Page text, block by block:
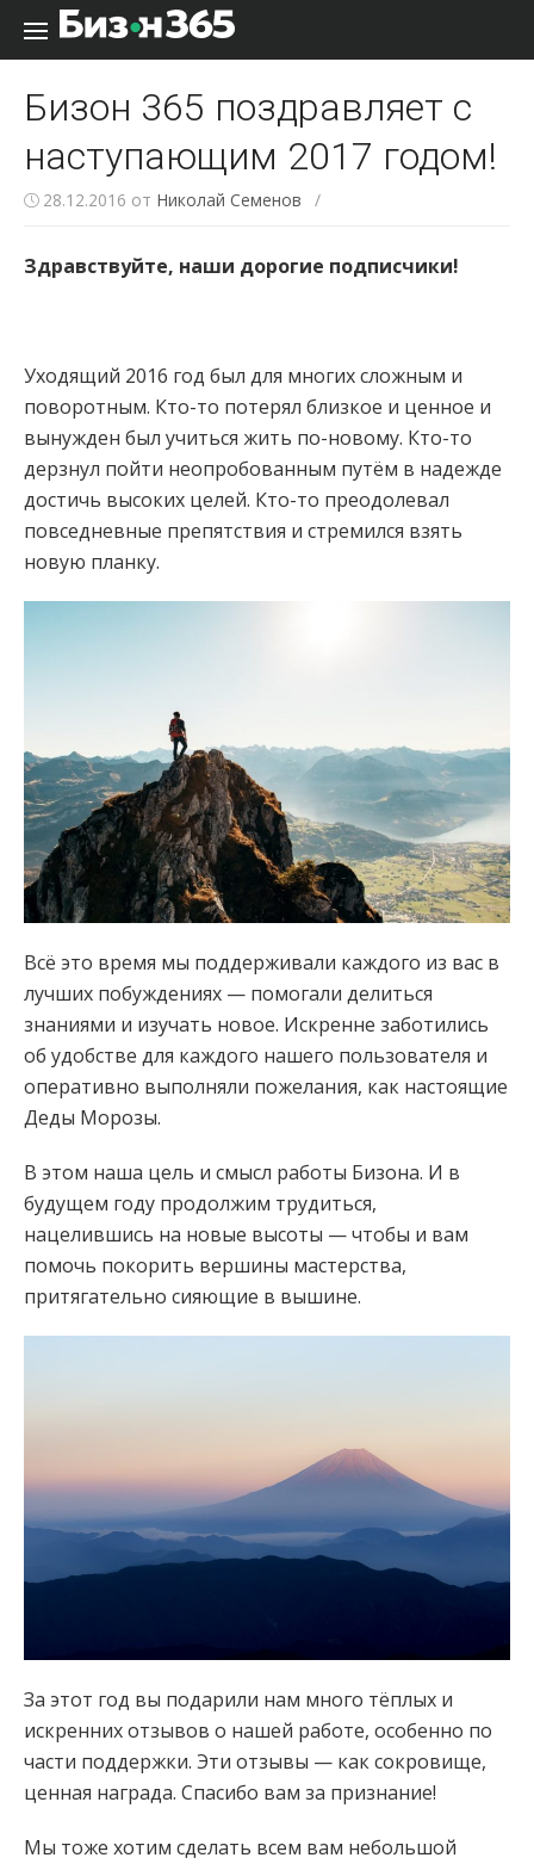
Перейти к содержанию
Бизон 365 поздравляет с
наступающим 2017 годом!
28.12.2016 от Николай Семенов /
Здравствуйте, наши дорогие подписчики!
Уходящий 2016 год был для многих сложным и
поворотным. Кто-то потерял близкое и ценное и
вынужден был учиться жить по-новому. Кто-то
дерзнул пойти неопробованным путём в надежде
достичь высоких целей. Кто-то преодолевал
повседневные препятствия и стремился взять
новую планку.
Всё это время мы поддерживали каждого из вас в
лучших побуждениях — помогали делиться
знаниями и изучать новое. Искренне заботились
об удобстве для каждого нашего пользователя и
оперативно выполняли пожелания, как настоящие
Деды Морозы.
В этом наша цель и смысл работы Бизона. И в
будущем году продолжим трудиться,
нацелившись на новые высоты — чтобы и вам
помочь покорить вершины мастерства,
притягательно сияющие в вышине.
За этот год вы подарили нам много тёплых и
искренних отзывов о нашей работе, особенно по
части поддержки. Эти отзывы — как сокровище,
ценная награда. Спасибо вам за признание!
Мы тоже хотим сделать всем вам небольшой